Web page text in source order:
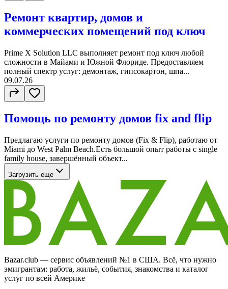
Ремонт квартир, домов и
коммерческих помещений под ключ
Prime X Solution LLC выполняет ремонт под ключ любой
сложности в Майами и Южной Флориде. Предоставляем
полный спектр услуг: демонтаж, гипсокартон, шпа...
09.07.26
Помощь по ремонту домов fix and flip
Предлагаю услуги по ремонту домов (Fix & Flip), работаю от
Miami до West Palm Beach.Есть большой опыт работы с single
family house, завершённый объект...
Загрузить еще
Bazar.club — сервис объявлений №1 в США. Всё, что нужно
эмигрантам: работа, жильё, события, знакомства и каталог
услуг по всей Америке